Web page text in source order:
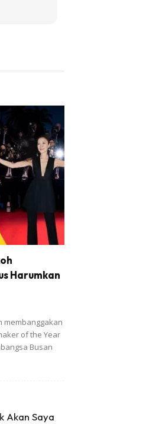
Harumkan
membanggakan
of the Year
Busan
Akan Saya